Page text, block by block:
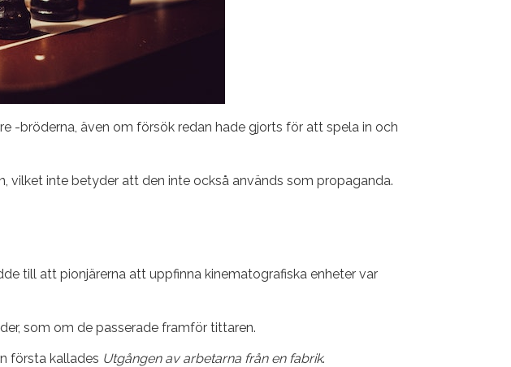
-bröderna, även om försök redan hade gjorts för att spela in och
vilket inte betyder att den inte också används som propaganda.
till att pionjärerna att uppfinna kinematografiska enheter var
som om de passerade framför tittaren.
första kallades Utgången av arbetarna från en fabrik.